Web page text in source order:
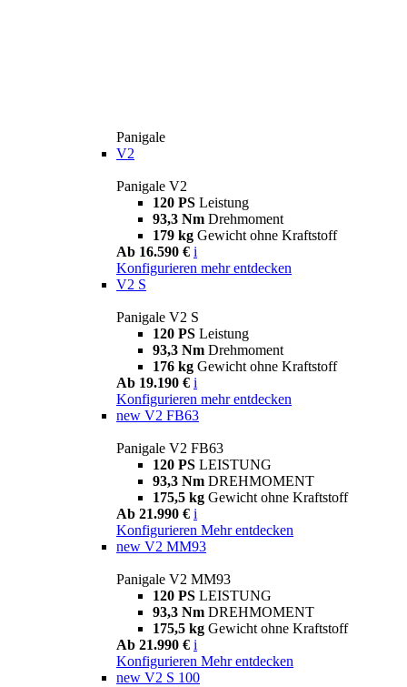
Panigale
V2
Panigale V2
120 PS Leistung
93,3 Nm Drehmoment
179 kg Gewicht ohne Kraftstoff
Ab 16.590 € i
Konfigurieren mehr entdecken
V2 S
Panigale V2 S
120 PS Leistung
93,3 Nm Drehmoment
176 kg Gewicht ohne Kraftstoff
Ab 19.190 € i
Konfigurieren mehr entdecken
new V2 FB63
Panigale V2 FB63
120 PS LEISTUNG
93,3 Nm DREHMOMENT
175,5 kg Gewicht ohne Kraftstoff
Ab 21.990 € i
Konfigurieren Mehr entdecken
new V2 MM93
Panigale V2 MM93
120 PS LEISTUNG
93,3 Nm DREHMOMENT
175,5 kg Gewicht ohne Kraftstoff
Ab 21.990 € i
Konfigurieren Mehr entdecken
new V2 S 100